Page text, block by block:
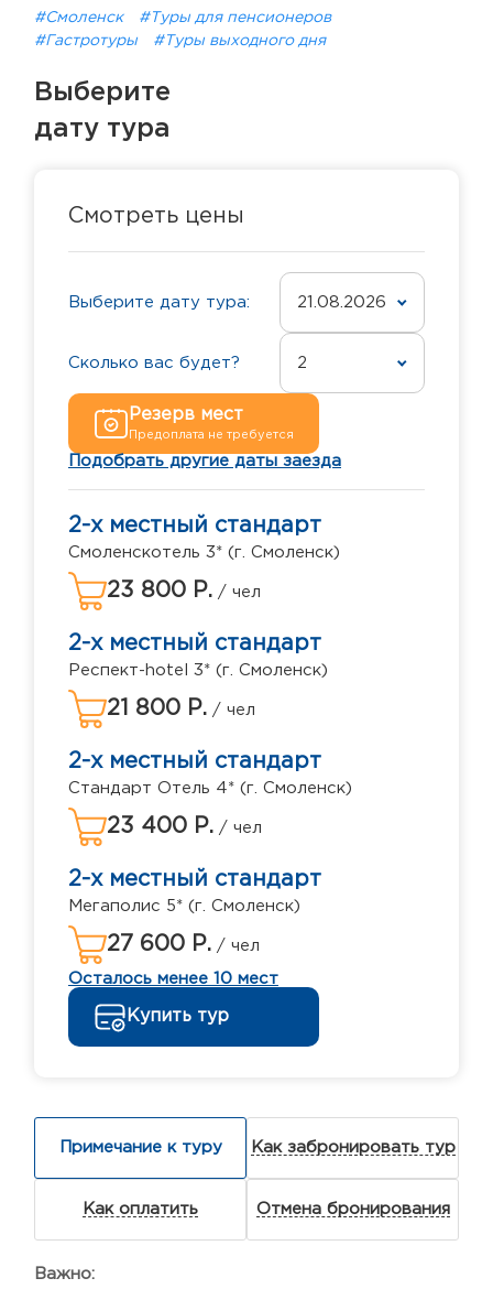
#Смоленск
#Туры для пенсионеров
#Гастротуры
#Туры выходного дня
Выберите
дату тура
Смотреть цены
Выберите дату тура: 21.08.2026
Сколько вас будет? 2
Резерв мест
Предоплата не требуется
Подобрать другие даты заезда
2-х местный стандарт
Смоленскотель 3* (г. Смоленск)
23 800 Р. / чел
2-х местный стандарт
Респект-hotel 3* (г. Смоленск)
21 800 Р. / чел
2-х местный стандарт
Стандарт Отель 4* (г. Смоленск)
23 400 Р. / чел
2-х местный стандарт
Мегаполис 5* (г. Смоленск)
27 600 Р. / чел
Осталось менее 10 мест
Купить тур
Примечание к туру Как забронировать тур
Как оплатить Отмена бронирования
Важно: